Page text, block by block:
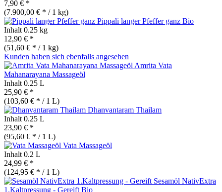
7,90 € *
(7.900,00 € * / 1 kg)
Pippali langer Pfeffer ganz Bio
Inhalt 0.25 kg
12,90 € *
(51,60 € * / 1 kg)
Kunden haben sich ebenfalls angesehen
Amrita Vata
Mahanarayana Massageöl
Inhalt 0.25 L
25,90 € *
(103,60 € * / 1 L)
Dhanvantaram Thailam
Inhalt 0.25 L
23,90 € *
(95,60 € * / 1 L)
Vata Massageöl
Inhalt 0.2 L
24,99 € *
(124,95 € * / 1 L)
Sesamöl NativExtra
1.Kaltpressung - Gereift Bio